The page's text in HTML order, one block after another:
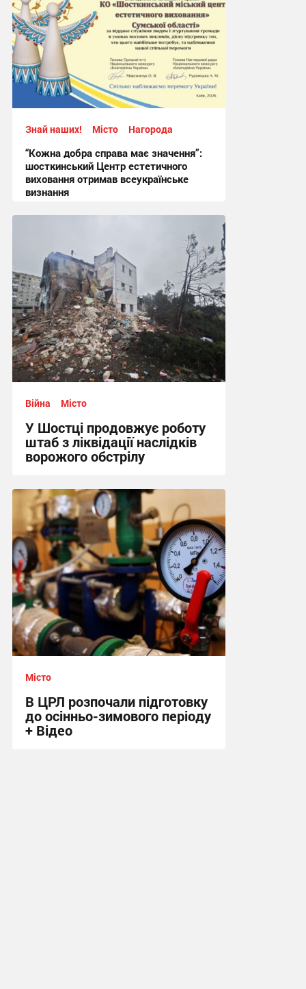
Знай наших! Місто Нагорода
“Кожна добра справа має значення”:
шосткинський Центр естетичного
виховання отримав всеукраїнське
визнання
Війна Місто
У Шостці продовжує роботу
штаб з ліквідації наслідків
ворожого обстрілу
08:54, 31.05.2026
Місто
В ЦРЛ розпочали підготовку
до осінньо-зимового періоду
+ Відео